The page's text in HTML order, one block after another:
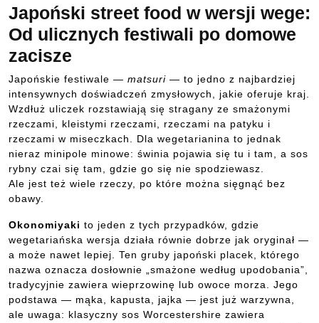
Japoński street food w wersji wege:
Od ulicznych festiwali po domowe
zacisze
Japońskie festiwale — matsuri — to jedno z najbardziej
intensywnych doświadczeń zmysłowych, jakie oferuje kraj.
Wzdłuż uliczek rozstawiają się stragany ze smażonymi
rzeczami, kleistymi rzeczami, rzeczami na patyku i
rzeczami w miseczkach. Dla wegetarianina to jednak
nieraz minipole minowe: świnia pojawia się tu i tam, a sos
rybny czai się tam, gdzie go się nie spodziewasz.
Ale jest też wiele rzeczy, po które można sięgnąć bez
obawy.
Okonomiyaki to jeden z tych przypadków, gdzie
wegetariańska wersja działa równie dobrze jak oryginał —
a może nawet lepiej. Ten gruby japoński placek, którego
nazwa oznacza dosłownie „smażone według upodobania”,
tradycyjnie zawiera wieprzowinę lub owoce morza. Jego
podstawa — mąka, kapusta, jajka — jest już warzywna,
ale uwaga: klasyczny sos Worcestershire zawiera